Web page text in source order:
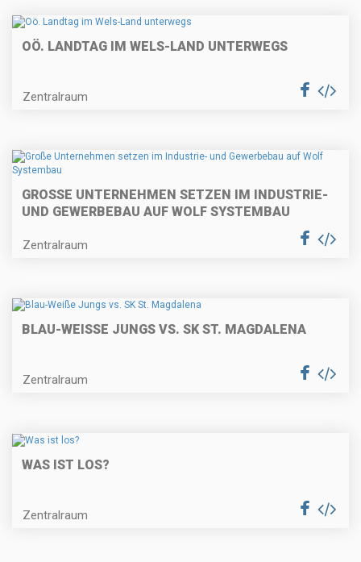
OÖ. LANDTAG IM WELS-LAND UNTERWEGS
Zentralraum
GROSSE UNTERNEHMEN SETZEN IM INDUSTRIE- U
ND GEWERBEBAU AUF WOLF SYSTEMBAU
Zentralraum
BLAU-WEISSE JUNGS VS. SK ST. MAGDALENA
Zentralraum
WAS IST LOS?
Zentralraum